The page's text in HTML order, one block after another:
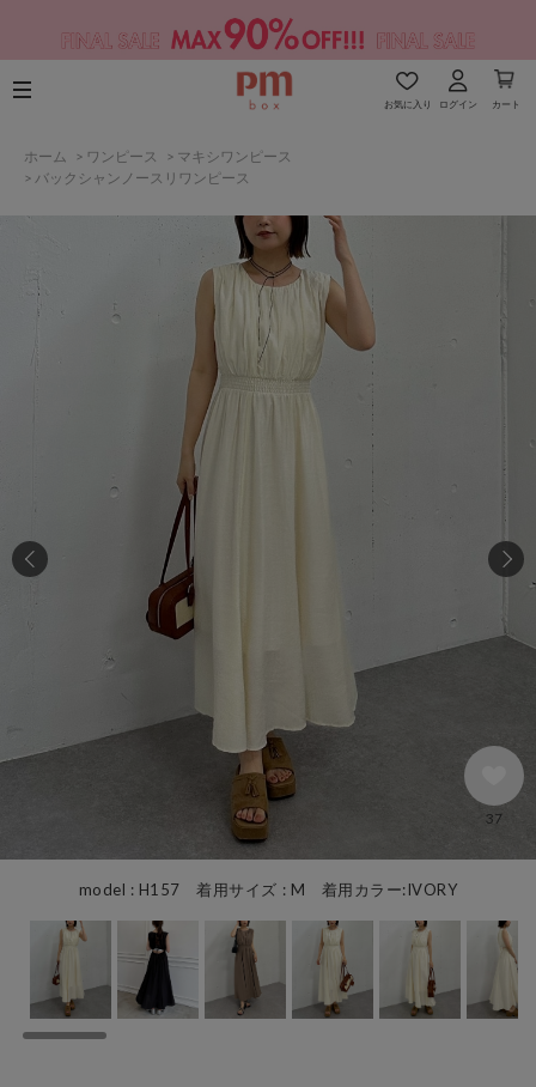
お気に入り ログイン カート
ホーム > ワンピース > マキシワンピース
> バックシャンノースリワンピース
model : H157 着用サイズ : M 着用カラー:IVORY
37